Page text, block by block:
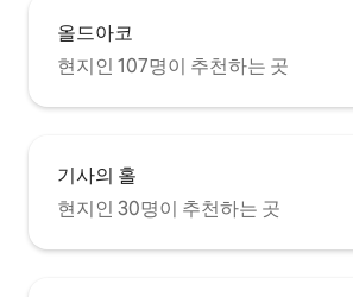
올드아코
현지인 107명이 추천하는 곳
기사의 홀
현지인 30명이 추천하는 곳